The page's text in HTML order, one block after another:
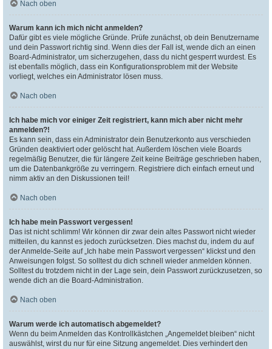
Nach oben
Warum kann ich mich nicht anmelden?
Dafür gibt es viele mögliche Gründe. Prüfe zunächst, ob dein Benutzername
und dein Passwort richtig sind. Wenn dies der Fall ist, wende dich an einen
Board-Administrator, um sicherzugehen, dass du nicht gesperrt wurdest. Es
ist ebenfalls möglich, dass ein Konfigurationsproblem mit der Website
vorliegt, welches ein Administrator lösen muss.
Nach oben
Ich habe mich vor einiger Zeit registriert, kann mich aber nicht mehr
anmelden?!
Es kann sein, dass ein Administrator dein Benutzerkonto aus verschieden
Gründen deaktiviert oder gelöscht hat. Außerdem löschen viele Boards
regelmäßig Benutzer, die für längere Zeit keine Beiträge geschrieben haben,
um die Datenbankgröße zu verringern. Registriere dich einfach erneut und
nimm aktiv an den Diskussionen teil!
Nach oben
Ich habe mein Passwort vergessen!
Das ist nicht schlimm! Wir können dir zwar dein altes Passwort nicht wieder
mitteilen, du kannst es jedoch zurücksetzen. Dies machst du, indem du auf
der Anmelde-Seite auf „Ich habe mein Passwort vergessen“ klickst und den
Anweisungen folgst. So solltest du dich schnell wieder anmelden können.
Solltest du trotzdem nicht in der Lage sein, dein Passwort zurückzusetzen, so
wende dich an die Board-Administration.
Nach oben
Warum werde ich automatisch abgemeldet?
Wenn du beim Anmelden das Kontrollkästchen „Angemeldet bleiben“ nicht
auswählst, wirst du nur für eine Sitzung angemeldet. Dies verhindert den